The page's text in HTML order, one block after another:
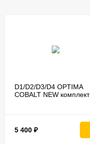
D1/D2/D3/D4 OPTIMA
COBALT NEW комплект
5 400 ₽